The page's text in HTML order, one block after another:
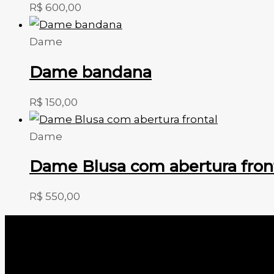
R$ 600,00
Dame
Dame bandana
R$ 150,00
Dame
Dame Blusa com abertura
R$ 550,00